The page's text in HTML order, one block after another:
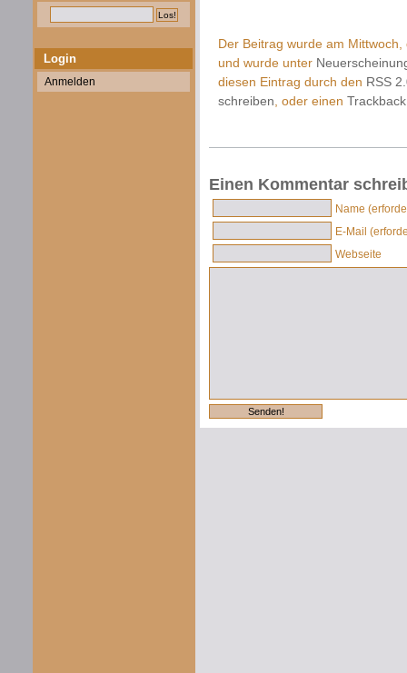
Login
Anmelden
Der Beitrag wurde am
und wurde unter
diesen Eintrag durch den RSS
schreiben , oder einen Trackback
Einen Kommentar
Name
E-Mail
Webseite